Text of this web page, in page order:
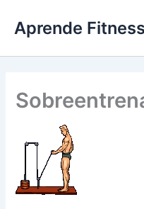
contenido
Aprende Fitness